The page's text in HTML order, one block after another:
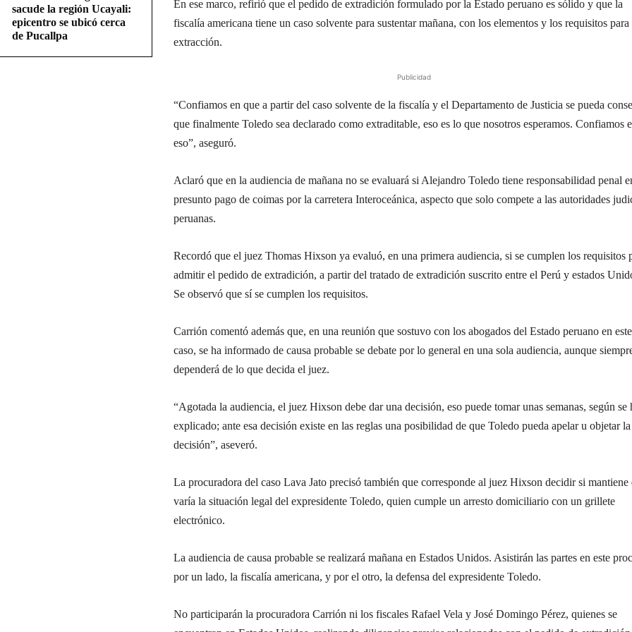
sacude la región Ucayali:
epicentro se ubicó cerca
de Pucallpa
En ese marco, refirió que el pedido de extradición formulado por la Estado peruano es sólido y que la
fiscalía americana tiene un caso solvente para sustentar mañana, con los elementos y los requisitos para
extracción.
Publicidad
“Confiamos en que a partir del caso solvente de la fiscalía y el Departamento de Justicia se pueda
que finalmente Toledo sea declarado como extraditable, eso es lo que nosotros esperamos. Confiamos
eso”, aseguró.
Aclaró que en la audiencia de mañana no se evaluará si Alejandro Toledo tiene responsabilidad penal
presunto pago de coimas por la carretera Interoceánica, aspecto que solo compete a las autoridades
peruanas.
Recordó que el juez Thomas Hixson ya evaluó, en una primera audiencia, si se cumplen los requisitos
admitir el pedido de extradición, a partir del tratado de extradición suscrito entre el Perú y estados
Se observó que sí se cumplen los requisitos.
Carrión comentó además que, en una reunión que sostuvo con los abogados del Estado peruano en este
caso, se ha informado de causa probable se debate por lo general en una sola audiencia, aunque
dependerá de lo que decida el juez.
“Agotada la audiencia, el juez Hixson debe dar una decisión, eso puede tomar unas semanas, según se
explicado; ante esa decisión existe en las reglas una posibilidad de que Toledo pueda apelar u objetar la
decisión”, aseveró.
La procuradora del caso Lava Jato precisó también que corresponde al juez Hixson decidir si mantiene
varía la situación legal del expresidente Toledo, quien cumple un arresto domiciliario con un grillete
electrónico.
La audiencia de causa probable se realizará mañana en Estados Unidos. Asistirán las partes en este
por un lado, la fiscalía americana, y por el otro, la defensa del expresidente Toledo.
No participarán la procuradora Carrión ni los fiscales Rafael Vela y José Domingo Pérez, quienes se